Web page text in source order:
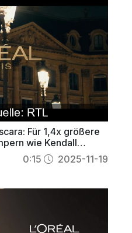
Für 1,4x größere
wie Kendall
0:15 2025-11-19